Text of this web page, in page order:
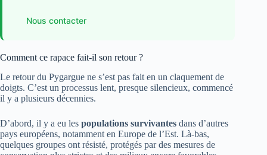
Nous contacter
Comment ce rapace fait-il son retour ?
Le retour du Pygargue ne s’est pas fait en un claquement de
doigts. C’est un processus lent, presque silencieux, commencé
il y a plusieurs décennies.
D’abord, il y a eu les populations survivantes dans d’autres
pays européens, notamment en Europe de l’Est. Là-bas,
quelques groupes ont résisté, protégés par des mesures de